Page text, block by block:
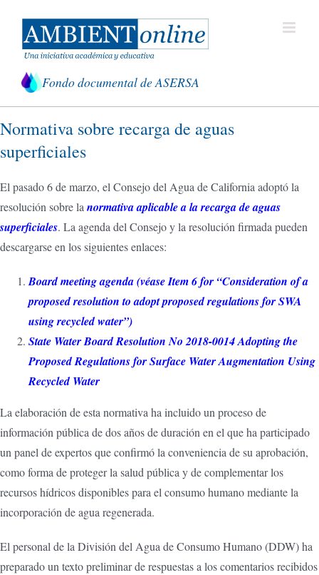
contenido
Fondo documental de ASERSA
Normativa sobre recarga de aguas
superficiales
El pasado 6 de marzo, el Consejo del Agua de California adoptó la
resolución sobre la normativa aplicable a la recarga de aguas
superficiales. La agenda del Consejo y la resolución firmada pueden
descargarse en los siguientes enlaces:
Board meeting agenda(véaseItem 6 for “Consideration of a
proposed resolution to adopt proposed regulations for SWA
using recycled water”)
State Water Board Resolution No 2018-0014 Adopting the
Proposed Regulations for Surface Water Augmentation Using
Recycled Water
La elaboración de esta normativa ha incluido un proceso de
información pública de dos años de duración en el que ha participado
un panel de expertos que confirmó la conveniencia de su aprobación,
como forma de proteger la salud pública y de complementar los
recursos hídricos disponibles para el consumo humano mediante la
incorporación de agua regenerada.
El personal de la División del Agua de Consumo Humano (DDW) ha
preparado un texto preliminar de respuestas a los comentarios recibidos